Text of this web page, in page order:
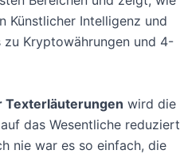
Künstlicher Intelligenz und
Kryptowährungen und 4-
Texterläuterungen wird die
das Wesentliche reduziert
nie war es so einfach, die